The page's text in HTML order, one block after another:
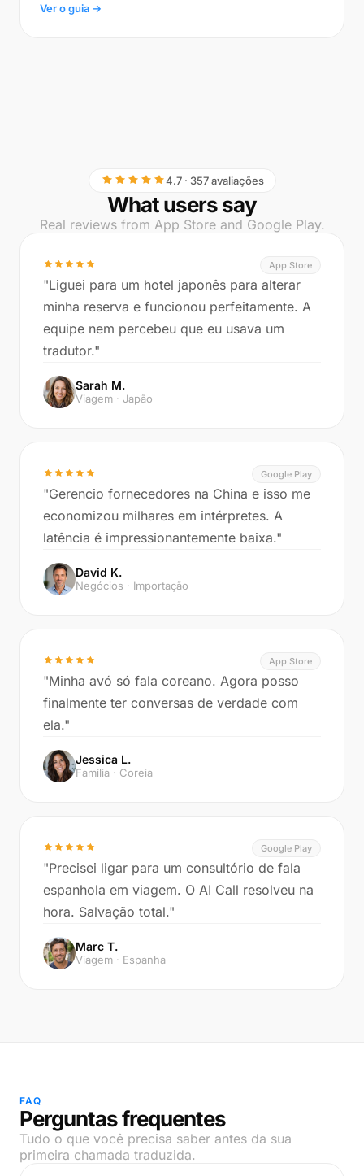
Ver o guia →
4.7 · 357 avaliações
What users say
Real reviews from App Store and Google Play.
App Store
"Liguei para um hotel japonês para alterar
minha reserva e funcionou perfeitamente. A
equipe nem percebeu que eu usava um
tradutor."
Sarah M.
Viagem · Japão
Google Play
"Gerencio fornecedores na China e isso me
economizou milhares em intérpretes. A
latência é impressionantemente baixa."
David K.
Negócios · Importação
App Store
"Minha avó só fala coreano. Agora posso
finalmente ter conversas de verdade com
ela."
Jessica L.
Família · Coreia
Google Play
"Precisei ligar para um consultório de fala
espanhola em viagem. O AI Call resolveu na
hora. Salvação total."
Marc T.
Viagem · Espanha
FAQ
Perguntas frequentes
Tudo o que você precisa saber antes da sua
primeira chamada traduzida.